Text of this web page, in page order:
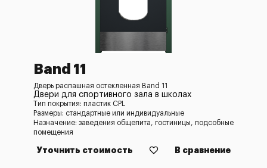
Band 11
Дверь распашная остекленная Band 11
Двери для спортивного зала в школах
Тип покрытия: пластик CPL
Размеры: стандартные или индивидуальные
Назначение: заведения общепита, гостиницы, подсобные
помещения
Уточнить стоимость В сравнение